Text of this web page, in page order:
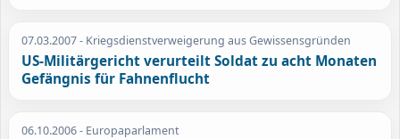
07.03.2007- Kriegsdienstverweigerung aus Gewissensgründen
US-Militärgericht verurteilt Soldat zu acht Monaten
Gefängnis für Fahnenflucht
06.10.2006- Europaparlament